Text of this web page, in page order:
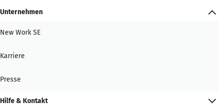
Unternehmen
New Work SE
Karriere
Presse
Hilfe & Kontakt